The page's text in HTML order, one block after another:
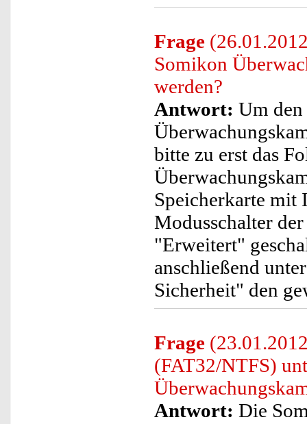
Frage
Somikon
werden?
Antwort: Um
bitte zu erst das
Speicherkarte mit
Modusschalter
"Erweitert"
anschließend
Sicherheit" den
Frage
(FAT32/NTFS)
Antwort: Die